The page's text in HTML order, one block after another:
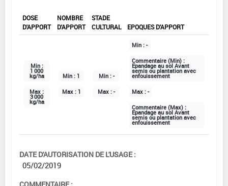
DOSE
D'APPORT
NOMBRE
D'APPORT
STADE
CULTURAL
EPOQUES D'APPORT
Min :
1 000
kg/ha
Max :
3 000
kg/ha
Min : 1
Max : 1
Min : -
Max : -
Min : -
Commentaire (Min) :
Epandage au sol Avant
semis ou plantation avec
enfouissement
Max : -
Commentaire (Max) :
Epandage au sol Avant
semis ou plantation avec
enfouissement
DATE D'AUTORISATION DE L'USAGE :
05/02/2019